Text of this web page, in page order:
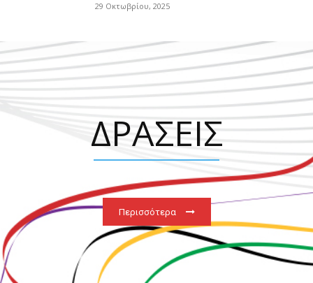
29 Οκτωβρίου, 2025
ΔΡΑΣΕΙΣ
Περισσότερα